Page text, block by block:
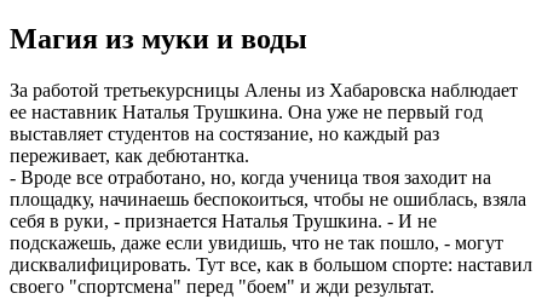
Магия из муки и воды
За работой третьекурсницы Алены из Хабаровска наблюдает
ее наставник Наталья Трушкина. Она уже не первый год
выставляет студентов на состязание, но каждый раз
переживает, как дебютантка.
- Вроде все отработано, но, когда ученица твоя заходит на
площадку, начинаешь беспокоиться, чтобы не ошиблась, взяла
себя в руки, - признается Наталья Трушкина. - И не
подскажешь, даже если увидишь, что не так пошло, - могут
дисквалифицировать. Тут все, как в большом спорте: наставил
своего "спортсмена" перед "боем" и жди результат.